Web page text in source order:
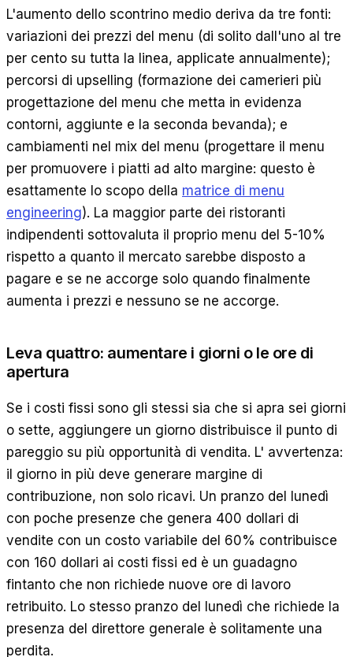
L'aumento dello scontrino medio deriva da tre fonti:
variazioni dei prezzi del menu (di solito dall'uno al tre
per cento su tutta la linea, applicate annualmente);
percorsi di upselling (formazione dei camerieri più
progettazione del menu che metta in evidenza
contorni, aggiunte e la seconda bevanda); e
cambiamenti nel mix del menu (progettare il menu
per promuovere i piatti ad alto margine: questo è
esattamente lo scopo della matrice di menu
engineering). La maggior parte dei ristoranti
indipendenti sottovaluta il proprio menu del 5-10%
rispetto a quanto il mercato sarebbe disposto a
pagare e se ne accorge solo quando finalmente
aumenta i prezzi e nessuno se ne accorge.
Leva quattro: aumentare i giorni o le ore di
apertura
Se i costi fissi sono gli stessi sia che si apra sei giorni
o sette, aggiungere un giorno distribuisce il punto di
pareggio su più opportunità di vendita. L' avvertenza:
il giorno in più deve generare margine di
contribuzione, non solo ricavi. Un pranzo del lunedì
con poche presenze che genera 400 dollari di
vendite con un costo variabile del 60% contribuisce
con 160 dollari ai costi fissi ed è un guadagno
fintanto che non richiede nuove ore di lavoro
retribuito. Lo stesso pranzo del lunedì che richiede la
presenza del direttore generale è solitamente una
perdita.